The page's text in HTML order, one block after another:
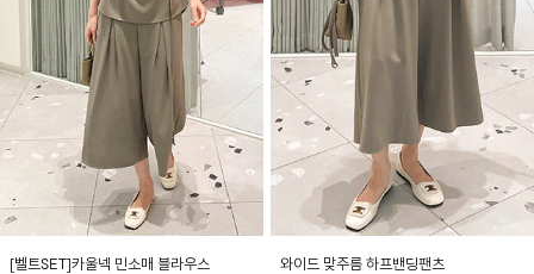
[벨트SET]카울넥 민소매 블라우스
와이드 맞주름 하프밴딩팬츠